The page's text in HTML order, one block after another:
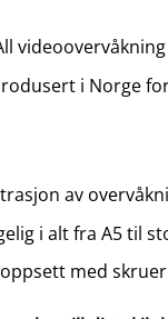
i Norge
av
i alt fra A5 til
med